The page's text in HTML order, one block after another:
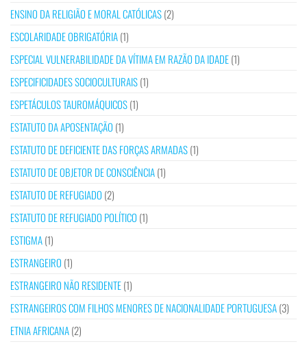
ENSINO DA RELIGIÃO E MORAL CATÓLICAS(2)
ESCOLARIDADE OBRIGATÓRIA(1)
ESPECIAL VULNERABILIDADE DA VÍTIMA EM RAZÃO DA IDADE(1)
ESPECIFICIDADES SOCIOCULTURAIS(1)
ESPETÁCULOS TAUROMÁQUICOS(1)
ESTATUTO DA APOSENTAÇÃO (1)
ESTATUTO DE DEFICIENTE DAS FORÇAS ARMADAS(1)
ESTATUTO DE OBJETOR DE CONSCIÊNCIA(1)
ESTATUTO DE REFUGIADO (2)
ESTATUTO DE REFUGIADO POLÍTICO (1)
ESTIGMA(1)
ESTRANGEIRO (1)
ESTRANGEIRO NÃO RESIDENTE(1)
ESTRANGEIROS COM FILHOS MENORES DE NACIONALIDADE PORTUGUESA(3)
ETNIA AFRICANA(2)